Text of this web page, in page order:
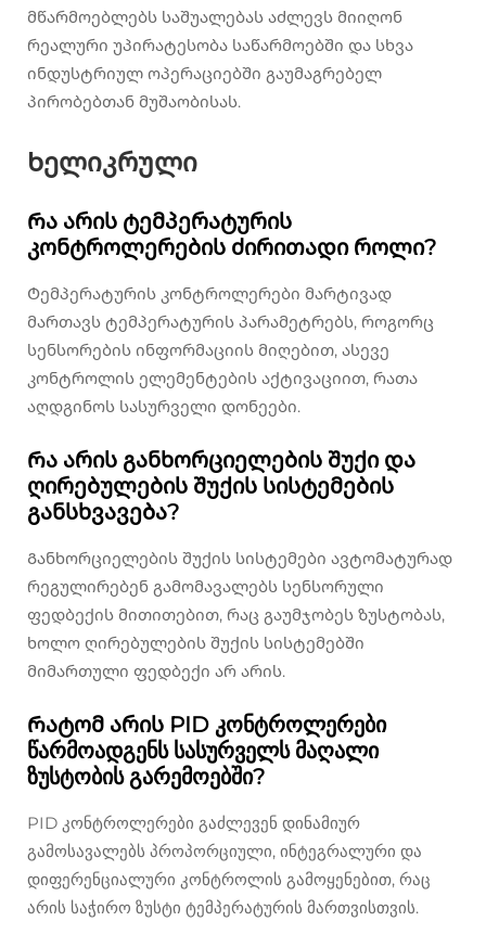
მწარმოებლებს საშუალებას აძლევს მიიღონ
რეალური უპირატესობა საწარმოებში და სხვა
ინდუსტრიულ ოპერაციებში გაუმაგრებელ
პირობებთან მუშაობისას.
Ხელიკრული
Რა არის ტემპერატურის
კონტროლერების ძირითადი როლი?
Ტემპერატურის კონტროლერები მარტივად
მართავს ტემპერატურის პარამეტრებს, როგორც
სენსორების ინფორმაციის მიღებით, ასევე
კონტროლის ელემენტების აქტივაციით, რათა
აღდგინოს სასურველი დონეები.
Რა არის განხორციელების შუქი და
ღირებულების შუქის სისტემების
განსხვავება?
Განხორციელების შუქის სისტემები ავტომატურად
რეგულირებენ გამომავალებს სენსორული
ფედბექის მითითებით, რაც გაუმჯობეს ზუსტობას,
ხოლო ღირებულების შუქის სისტემებში
მიმართული ფედბექი არ არის.
Რატომ არის PID კონტროლერები
წარმოადგენს სასურველს მაღალი
ზუსტობის გარემოებში?
PID კონტროლერები გაძლევენ დინამიურ
გამოსავალებს პროპორციული, ინტეგრალური და
დიფერენციალური კონტროლის გამოყენებით, რაც
არის საჭირო ზუსტი ტემპერატურის მართვისთვის.